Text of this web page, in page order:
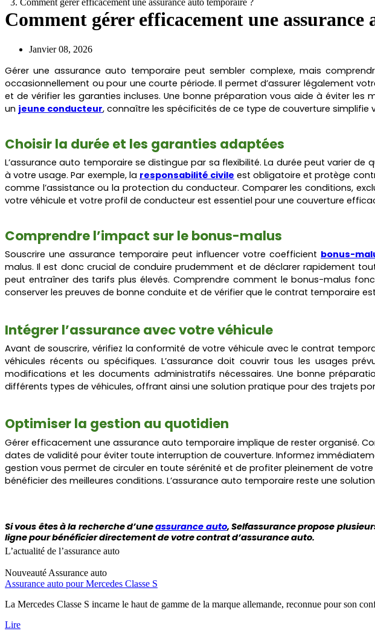
Comment gérer efficacement une assurance auto temporaire ?
Comment gérer efficacement une assurance
Janvier 08, 2026
Gérer une assurance auto temporaire peut sembler complexe, mais
occasionnellement ou pour une courte période. Il permet d’assurer légalement
et de vérifier les garanties incluses. Une bonne préparation vous aide à éviter
un jeune conducteur, connaître les spécificités de ce type de couverture
Choisir la durée et les garanties adaptées
L’assurance auto temporaire se distingue par sa flexibilité. La durée peut varier
à votre usage. Par exemple, la responsabilité civile est obligatoire et protège
comme l’assistance ou la protection du conducteur. Comparer les conditions,
votre véhicule et votre profil de conducteur est essentiel pour une couverture
Comprendre l’impact sur le bonus-malus
Souscrire une assurance temporaire peut influencer votre coefficient bonus-
malus. Il est donc crucial de conduire prudemment et de déclarer rapidement
peut entraîner des tarifs plus élevés. Comprendre comment le bonus-malus
conserver les preuves de bonne conduite et de vérifier que le contrat temporaire
Intégrer l’assurance avec votre véhicule
Avant de souscrire, vérifiez la conformité de votre véhicule avec le contrat
véhicules récents ou spécifiques. L’assurance doit couvrir tous les usages
modifications et les documents administratifs nécessaires. Une bonne
différents types de véhicules, offrant ainsi une solution pratique pour des trajets
Optimiser la gestion au quotidien
Gérer efficacement une assurance auto temporaire implique de rester organisé.
dates de validité pour éviter toute interruption de couverture. Informez
gestion vous permet de circuler en toute sérénité et de profiter pleinement de
bénéficier des meilleures conditions. L’assurance auto temporaire reste une
Si vous êtes à la recherched’uneassurance auto, Selfassurance propose
ligne pour bénéficier directement de votre contrat d’assurance auto.
L’actualité de l’assurance auto
Nouveauté Assurance auto
Assurance auto pour Mercedes Classe S
La Mercedes Classe S incarne le haut de gamme de la marque allemande, reconnue pour son
Lire